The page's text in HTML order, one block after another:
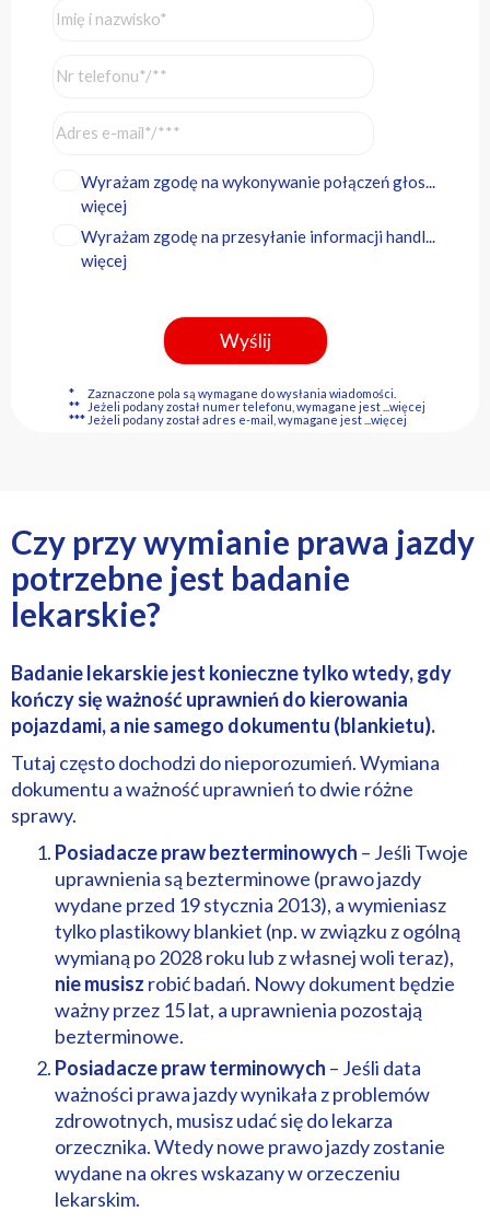
Wyrażam zgodę na wykonywanie połączeń głos...
więcej
Wyrażam zgodę na przesyłanie informacji handl...
więcej
*
Zaznaczone pola są wymagane do wysłania wiadomości.
**
Jeżeli podany został numer telefonu, wymagane jest
...więcej
*** Jeżeli podany został adres e-mail, wymagane jest ...więcej
Czy przy wymianie prawa jazdy
potrzebne jest badanie
lekarskie?
Badanie lekarskie jest konieczne tylko wtedy, gdy
kończy się ważność uprawnień do kierowania
pojazdami, a nie samego dokumentu (blankietu).
Tutaj często dochodzi do nieporozumień. Wymiana
dokumentu a ważność uprawnień to dwie różne
sprawy.
Posiadacze praw bezterminowych – Jeśli Twoje
uprawnienia są bezterminowe (prawo jazdy
wydane przed 19 stycznia 2013), a wymieniasz
tylko plastikowy blankiet (np. w związku z ogólną
wymianą po 2028 roku lub z własnej woli teraz),
nie musisz robić badań. Nowy dokument będzie
ważny przez 15 lat, a uprawnienia pozostają
bezterminowe.
Posiadacze praw terminowych – Jeśli data
ważności prawa jazdy wynikała z problemów
zdrowotnych, musisz udać się do lekarza
orzecznika. Wtedy nowe prawo jazdy zostanie
wydane na okres wskazany w orzeczeniu
lekarskim.